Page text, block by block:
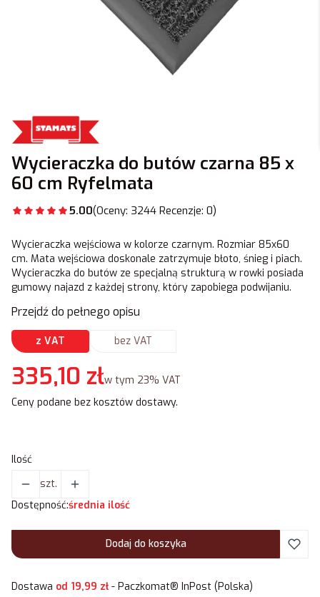
Wycieraczka do butów czarna 85 x
60 cm Ryfelmata
5.00(Oceny: 3244 Recenzje: 0)
Wycieraczka wejściowa w kolorze czarnym. Rozmiar 85x60
cm. Mata wejściowa doskonale zatrzymuje błoto, śnieg i piach.
Wycieraczka do butów ze specjalną strukturą w rowki posiada
gumowy najazd z każdej strony, który zapobiega podwijaniu.
Przejdź do pełnego opisu
z VAT bez VAT
Cena
335,10 złw tym 23% VAT
w tym 23% VAT
Ceny podane bez kosztów dostawy.
Ilość
szt.
Dostępność:średnia ilość
Dodaj do koszyka
Dostawa od 19,99 zł- Paczkomat® InPost (Polska)